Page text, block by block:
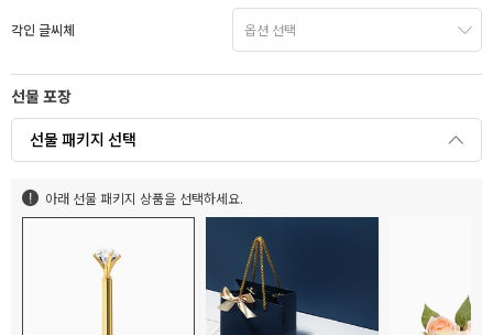
각인 글씨체
선물 포장
선물 패키지 선택
아래 선물 패키지 상품을 선택하세요.